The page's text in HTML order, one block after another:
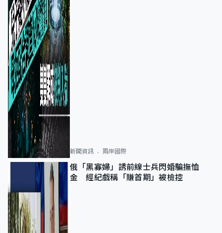
新聞資訊 兩岸國際
俄「黑寡婦」誘前線士兵閃婚騙撫恤
金 經紀戲稱「賺首期」被檢控